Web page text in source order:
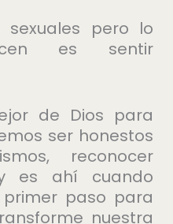
sexuales pero lo
es sentir
de Dios para
ser honestos
reconocer
es ahí cuando
paso para
nuestra